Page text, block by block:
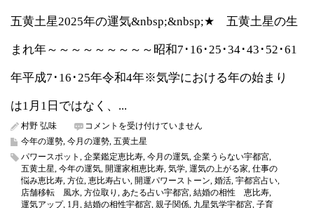
五黄土星2025年の運気&nbsp;&nbsp;★ 五黄土星の生
まれ年～～～～～～～～～昭和7･16･25･34･43･52･61
年平成7･16･25年令和4年※気学における年の始まり
は1月1日ではなく、...
村野 弘味
五
黄
星
2026
年
1
コメントを受け付けていません
今年の運勢, 今月の運勢, 五黄土星
パワースポット , 企業鑑定恵比寿, 今月の運気, 企業うらない宇都宮,
五黄土星, 今年の運気, 開運家相恵比寿, 気学, 運気の上がる家, 仕事の
悩み恵比寿, 方位, 恵比寿占い, 開運パワーストーン, 婚活, 宇都宮占い,
店舗移転 風水, 方位取り , あたる占い宇都宮, 結婚の相性 恵比寿,
運気アップ, 1月 , 結婚の相性宇都宮, 親子関係, 九星気学宇都宮, 子育